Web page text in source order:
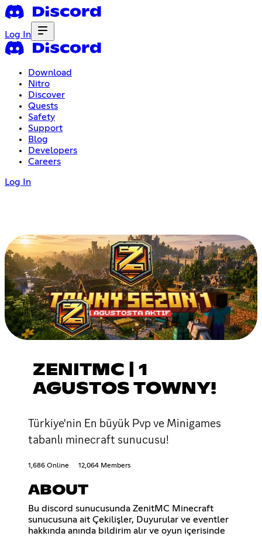
Log In
Download
Nitro
Discover
Quests
Safety
Support
Blog
Developers
Careers
Log In
ZENITMC | 1
AGUSTOS TOWNY!
Türkiye'nin En büyük Pvp ve Minigames
tabanlı minecraft sunucusu!
1,686 Online 12,064 Members
ABOUT
Bu discord sunucusunda ZenitMC Minecraft
sunucusuna ait Çekilişler, Duyurular ve eventler
hakkında anında bildirim alır ve oyun içerisinde